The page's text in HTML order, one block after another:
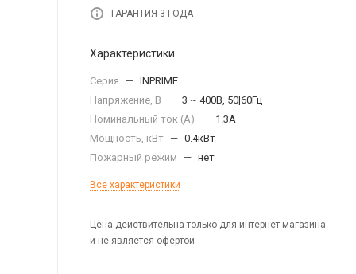
ГАРАНТИЯ 3 ГОДА
Характеристики
Серия — INPRIME
Напряжение, В
— 3 ~ 400В, 50|60Гц
Номинальный ток (А)
— 1.3А
Мощность, кВт — 0.4кВт
Пожарный режим
— нет
Все характеристики
Цена действительна только для интернет-магазина
и не является офертой